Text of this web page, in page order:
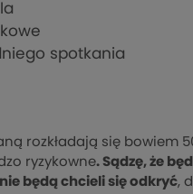
spotkania
rozkładają się bowiem
ryzykowne. Sądzę, że
będą chcieli się odkryć,